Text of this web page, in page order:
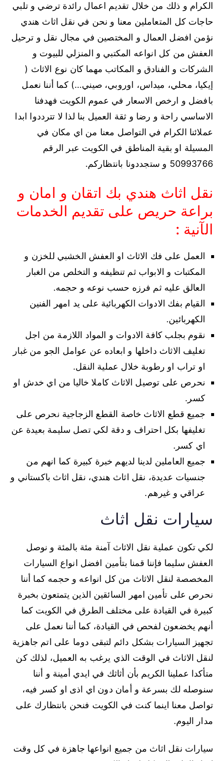
الكرام و ذلك من خلال تقديم اعمال رائدة ترضي و تلبي
حاجات كل المتعاملين معنا و نحن في نقل اثاث هندي
نؤمن افضل العمال و المختصين في مجال نقل و ترحيل
العفش من كل انواعه المكتبي و المنزلي للبيوت و
الشركات و الفنادق و المكاتب مهما كان نوع الاثاث (
إيكيا، محلي، ميداس، اوروبي، صيني…) كما أننا نعمل
بافضل و ارخص الاسعار في عموم الكويت فهدفنا
الاساسي راحة و رضا و ثقة العميل بنا لذا لا تترددوا ابدا
عملائنا الكرام في التواصل معنا من اي مكان في
المسيلة او بقية المناطق في الكويت عبر الرقم
50993766 و ستجددونا بانتظاركم.
نقل اثاث هندي بك اتقان و امان و
براعة حريص على تقديم الخدمات
الآنية :
العمل على فك الاثاث او العفش الخشبي للخزن و
المكتبات و الابواب ثم تنظيفه و التخلص من الغبار
العالق عليه ثم فرزه حسب نوعه و حجمه.
القيام بفك الادوات الكهربائية على يد امهر الفنين
الكهربائين.
نقوم بجلب كافة الادوات و المواد اللازمة من اجل
تغليف الاثاث داخلها و ابعاده عن عوامل الجو من غبار
او تراب او رطوبة خلال عملية النقل.
نحرص على توصيل الاثاث كاملا خاليا من اي خدش او
كسر.
جميع قطع الاثاث خاصة القطع الزجاجية نحرص على
تغليفها بكل احتراف و دقة لكي تصل سليمة بعيدة عن
اي كسر.
جميع العاملين لدينا لديهم خبرة كبيرة كما انهم من
جنسيات عديدة، نقل اثاث هندي، نقل اثاث باكستاني و
عراقي و غيرهم.
سيارات نقل اثاث
لكي تكون عملية نقل الاثاث آمنة مئة بالمئة و نوصل
العفش سليما فإننا قمنا بتأمين افضل انواع السيارات
المخصصة لنقل الاثاث من كل انواعه و حجمه كما أننا
نحرص على تأمين امهر السائقين الذين يتمتعون بخبرة
كبيرة في القيادة على مختلف الطرق في الكويت كما
أنهم يخضعون لفحص في القيادة، كما أننا نعمل على
تجهيز السيارات بشكل دائم لتبقى دوما على اتم جاهزية
لنقل الاثاث في الوقت الذي يرغب به العميل، لذلك كن
متأكدا عملينا الكريم بأن أثاثك في ايدي أمينة و أننا
سنوصله لك بسرعة و أمان دون اي اذى او كسر فيه،
تواصل معنا اينما كنت في الكويت فنحن بانتظارك على
مدار اليوم.
سيارات نقل اثاث من جميع انواعها جاهزة في كل وقت